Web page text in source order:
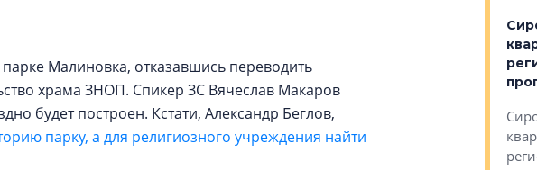
Малиновка, отказавшись переводить
храма ЗНОП. Спикер ЗС Вячеслав Макаров
будет построен. Кстати, Александр Беглов,
парку, а для религиозного учреждения найти
один центр совмещенного
образования
В Красногвардейском районе
Петербурга появился еще один